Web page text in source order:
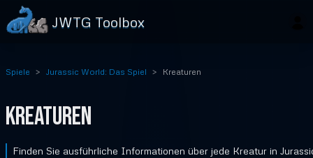
JWTG Toolbox
Spiele Jurassic World: Das Spiel Kreaturen
Kreaturen
Finden Sie ausführliche Informationen über jede Kreatur in